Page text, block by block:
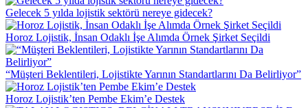
Gelecek 5 yılda lojistik sektörü nereye gidecek?
Horoz Lojistik, İnsan Odaklı İşe Alımda Örnek Şirket Seçildi
“Müşteri Beklentileri, Lojistikte Yarının Standartlarını Da Belirliyor”
Horoz Lojistik’ten Pembe Ekim’e Destek